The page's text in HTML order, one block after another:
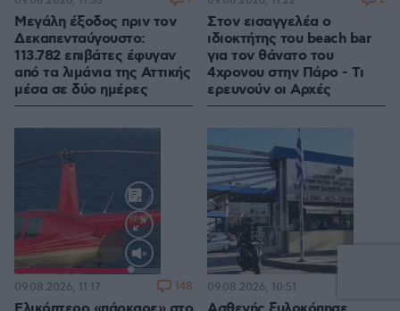
Μεγάλη έξοδος πριν τον
Δεκαπενταύγουστο:
113.782 επιβάτες έφυγαν
από τα λιμάνια της Αττικής
μέσα σε δύο ημέρες
Στον εισαγγελέα ο
ιδιοκτήτης του beach bar
για τον θάνατο του
4χρονου στην Πάρο - Τι
ερευνούν οι Αρχές
Loaded:
100.00%
09.08.2026, 11:17 148 09.08.2026, 10:51